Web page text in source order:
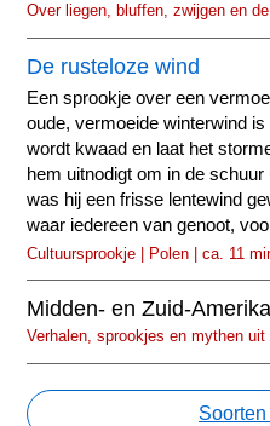
Over liegen, bluffen, zwijgen en
De rusteloze wind
Een sprookje over een
oude, vermoeide winterwind
wordt kwaad en laat het
hem uitnodigt om in de
was hij een frisse lentewind
waar iedereen van genoot,
Cultuursprookje | Polen | ca. 11
Midden- en Zuid-
Verhalen, sprookjes en mythen